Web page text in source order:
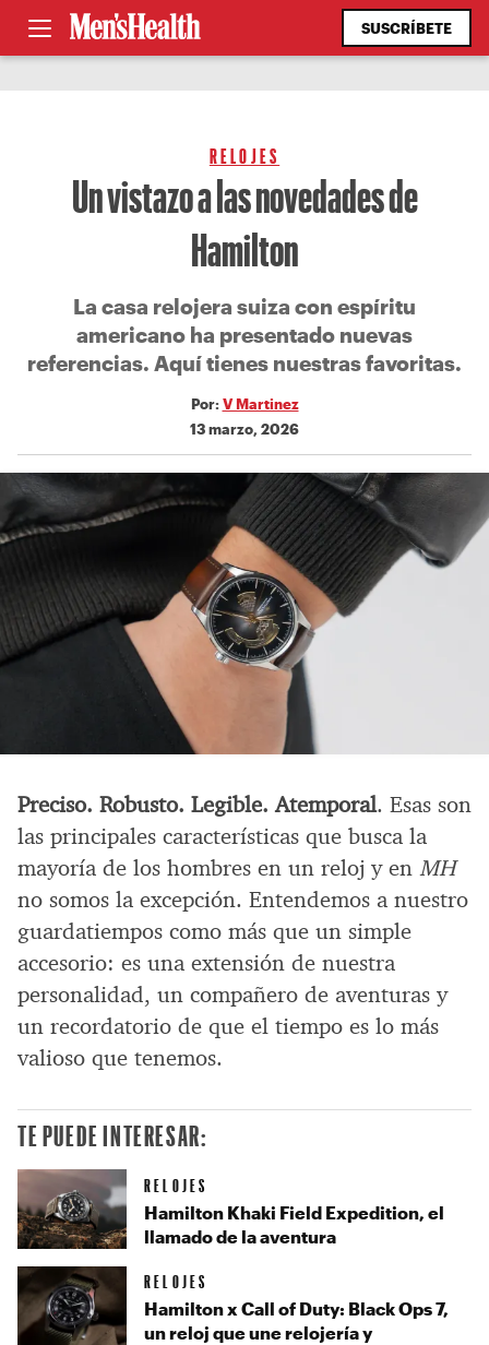
SUSCRÍBETE
RELOJES
Un vistazo a las novedades de
Hamilton
La casa relojera suiza con espíritu
americano ha presentado nuevas
referencias. Aquí tienes nuestras favoritas.
Por: V Martinez
13 marzo, 2026
Preciso. Robusto. Legible. Atemporal. Esas son
las principales características que busca la
mayoría de los hombres en un reloj y en MH
no somos la excepción. Entendemos a nuestro
guardatiempos como más que un simple
accesorio: es una extensión de nuestra
personalidad, un compañero de aventuras y
un recordatorio de que el tiempo es lo más
valioso que tenemos.
TE PUEDE INTERESAR:
RELOJES
Hamilton Khaki Field Expedition, el
llamado de la aventura
RELOJES
Hamilton x Call of Duty: Black Ops 7,
un reloj que une relojería y